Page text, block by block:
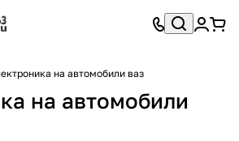
на автомобили ваз
на автомобили